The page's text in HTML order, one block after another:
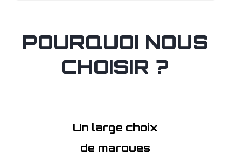
POURQUOI NOUS
CHOISIR ?
Un large choix
de marques